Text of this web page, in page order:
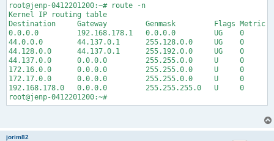
root@jenp-0412201200:~# route -n
Kernel IP routing table
Destination     Gateway         Genmask         Flags Metric
0.0.0.0         192.168.178.1   0.0.0.0         UG    0
44.0.0.0        44.137.0.1      255.128.0.0     UG    0
44.128.0.0      44.137.0.1      255.192.0.0     UG    0
44.137.0.0      0.0.0.0         255.255.0.0     U     0
172.16.0.0      0.0.0.0         255.255.0.0     U     0
172.17.0.0      0.0.0.0         255.255.0.0     U     0
192.168.178.0   0.0.0.0         255.255.255.0   U     0
jorim82